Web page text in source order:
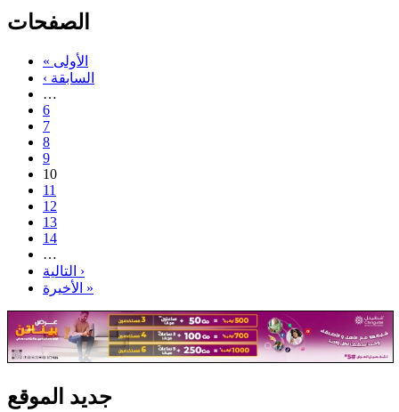
الصفحات
« الأولى
‹ السابقة
…
6
7
8
9
10
11
12
13
14
…
التالية ›
الأخيرة »
جديد الموقع